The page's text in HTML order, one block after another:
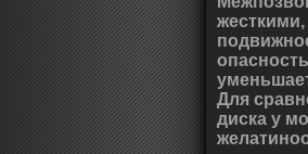
Для
диска у